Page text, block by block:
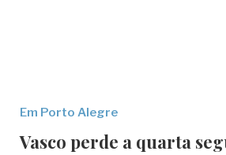
Em Porto Alegre
Vasco perde a quarta